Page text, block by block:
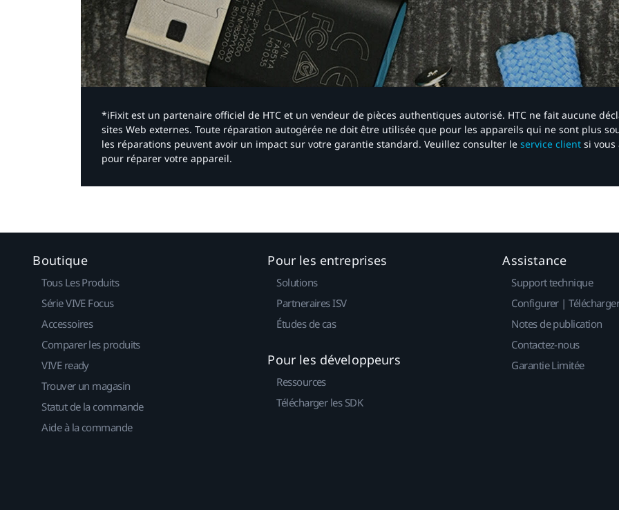
*iFixit est un partenaire officiel de HTC et un vendeur de pièces authentiques autorisé. HTC ne fait aucune
sites Web externes. Toute réparation autogérée ne doit être utilisée que pour les appareils qui ne sont plus
les réparations peuvent avoir un impact sur votre garantie standard. Veuillez consulter le service client si vous
pour réparer votre appareil.​
Boutique
Tous Les Produits
Série VIVE Focus
Accessoires
Comparer les produits
VIVE ready
Trouver un magasin
Statut de la commande
Aide à la commande
Pour les entreprises
Solutions
Partneraires ISV
Études de cas
Pour les développeurs
Ressources
Télécharger les SDK
Assistance
Support technique
Configurer |
Notes de publication
Contactez-nous
Garantie Limitée